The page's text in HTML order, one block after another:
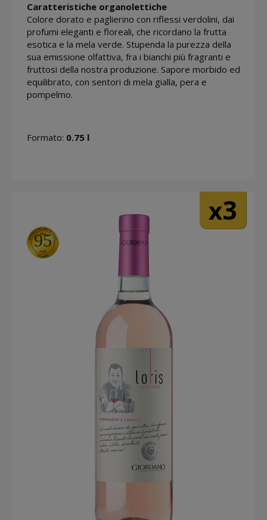
Caratteristiche organolettiche
Colore dorato e paglierino con riflessi verdolini, dai
profumi eleganti e floreali, che ricordano la frutta
esotica e la mela verde. Stupenda la purezza della
sua emissione olfattiva, fra i bianchi più fragranti e
fruttosi della nostra produzione. Sapore morbido ed
equilibrato, con sentori di mela gialla, pera e
pompelmo.
Formato: 0.75 l
95
x3